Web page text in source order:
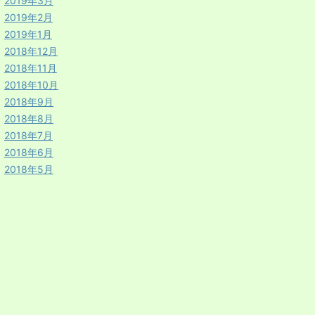
2019年2月
2019年1月
2018年12月
2018年11月
2018年10月
2018年9月
2018年8月
2018年7月
2018年6月
2018年5月